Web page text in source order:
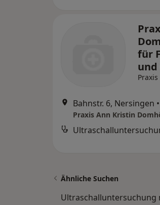
für
Praxis
Bahnstr. 6, Nersingen •
Ähnliche Suchen
Ultraschalluntersuchung